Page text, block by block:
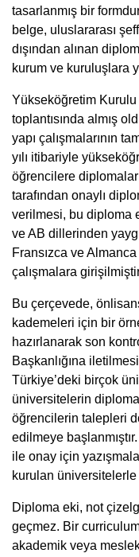
tasarlanmış bir
belge, uluslararası
dışından alınan
kurum ve kuruluşlara
Yükseköğretim
toplantısında almış
yapı çalışmalarının
yılı itibariyle
öğrencilere
tarafından onaylı
verilmesi, bu diploma
ve AB dillerinden
Fransızca ve
çalışmalara
Bu çerçevede,
kademeleri için bir
hazırlanarak son
Başkanlığına
Türkiye’deki birçok
üniversitelerin
öğrencilerin talepleri
edilmeye
ile onay için
kurulan üniversitelerle
Diploma eki, not
geçmez. Bir
akademik veya